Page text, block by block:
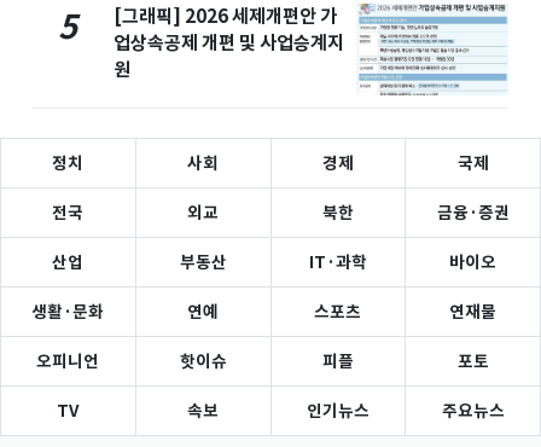
5
[그래픽] 2026 세제개편안 가
업상속공제 개편 및 사업승계지
원
정치 사회 경제 국제
전국 외교 북한 금융·증권
산업 부동산 IT·과학 바이오
생활·문화 연예 스포츠 연재물
오피니언 핫이슈 피플 포토
TV 속보 인기뉴스 주요뉴스